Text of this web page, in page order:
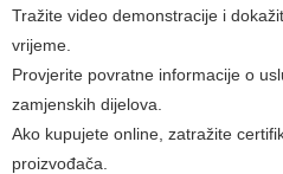
Tražite video demonstracije i
vrijeme.
Provjerite povratne informacije o
zamjenskih dijelova.
Ako kupujete online, zatražite
proizvođača.